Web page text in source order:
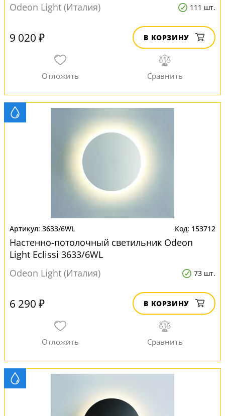
Odeon Light (Италия)
111 шт.
9 020 ₽ В КОРЗИНУ
3633/6WL 153712
Настенно-потолочный светильник Odeon
Light Eclissi 3633/6WL
Odeon Light (Италия)
73 шт.
6 290 ₽ В КОРЗИНУ